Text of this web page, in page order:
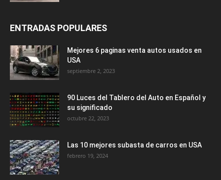
ENTRADAS POPULARES
Mejores 6 paginas venta autos usados en
USA
septiembre 2, 2023
90 Luces del Tablero del Auto en Español y
su significado
octubre 22, 2023
Las 10 mejores subasta de carros en USA
febrero 19, 2024